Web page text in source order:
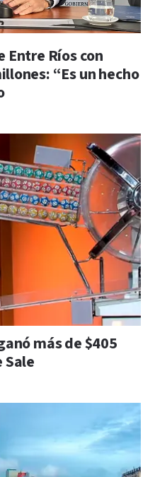
Entre Ríos con
“Es un hecho
más de $405
Sale